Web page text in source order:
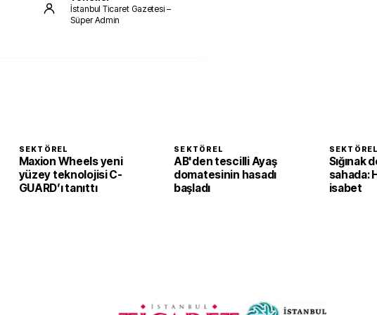
İstanbul Ticaret Gazetesi –
Süper Admin
SEKTÖREL
Maxion Wheels yeni
yüzey teknolojisi C-
GUARD’ı tanıttı
SEKTÖREL
AB'den tescilli Ayaş
domatesinin hasadı
başladı
SEKTÖREL
Sığınak
sahada:
isabet